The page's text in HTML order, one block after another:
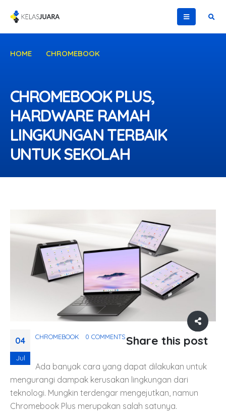
HOME
CHROMEBOOK
CHROMEBOOK PLUS,
HARDWARE RAMAH
LINGKUNGAN TERBAIK
UNTUK SEKOLAH
Share this post
04
Jul
CHROMEBOOK 0 COMMENTS
Ada banyak cara yang dapat dilakukan untuk
mengurangi dampak kerusakan lingkungan dari
teknologi. Mungkin terdengar mengejutkan, namun
Chromebook Plus merupakan salah satunya.